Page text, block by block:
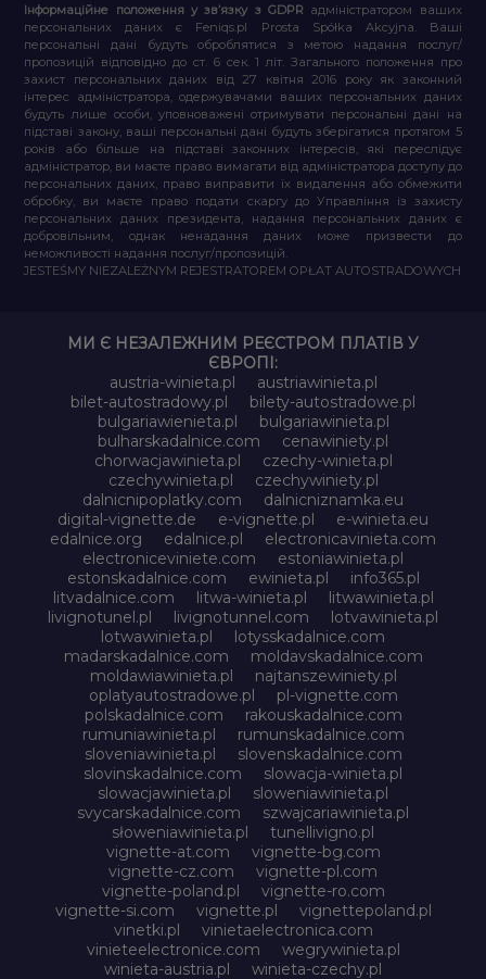
Інформаційне положення у зв’язку з GDPR адміністратором ваших
персональних даних є Feniqs.pl Prosta Spółka Akcyjna. Ваші
персональні дані будуть оброблятися з метою надання послуг/
пропозицій відповідно до ст. 6 сек. 1 літ. Загального положення про
захист персональних даних від 27 квітня 2016 року як законний
інтерес адміністратора, одержувачами ваших персональних даних
будуть лише особи, уповноважені отримувати персональні дані на
підставі закону, ваші персональні дані будуть зберігатися протягом 5
років або більше на підставі законних інтересів, які переслідує
адміністратор, ви маєте право вимагати від адміністратора доступу до
персональних даних, право виправити їх видалення або обмежити
обробку, ви маєте право подати скаргу до Управління із захисту
персональних даних президента, надання персональних даних є
добровільним, однак ненадання даних може призвести до
неможливості надання послуг/пропозицій.
JESTEŚMY NIEZALEŻNYM REJESTRATOREM OPŁAT AUTOSTRADOWYCH
МИ Є НЕЗАЛЕЖНИМ РЕЄСТРОМ ПЛАТІВ У
ЄВРОПІ:
austria-winieta.pl
austriawinieta.pl
bilet-autostradowy.pl
bilety-autostradowe.pl
bulgariawienieta.pl
bulgariawinieta.pl
bulharskadalnice.com
cenawiniety.pl
chorwacjawinieta.pl
czechy-winieta.pl
czechywinieta.pl
czechywiniety.pl
dalnicnipoplatky.com
dalnicniznamka.eu
digital-vignette.de
e-vignette.pl
e-winieta.eu
edalnice.org
edalnice.pl
electronicavinieta.com
electroniceviniete.com
estoniawinieta.pl
estonskadalnice.com
ewinieta.pl
info365.pl
litvadalnice.com
litwa-winieta.pl
litwawinieta.pl
livignotunel.pl
livignotunnel.com
lotvawinieta.pl
lotwawinieta.pl
lotysskadalnice.com
madarskadalnice.com
moldavskadalnice.com
moldawiawinieta.pl
najtanszewiniety.pl
oplatyautostradowe.pl
pl-vignette.com
polskadalnice.com
rakouskadalnice.com
rumuniawinieta.pl
rumunskadalnice.com
sloveniawinieta.pl
slovenskadalnice.com
slovinskadalnice.com
slowacja-winieta.pl
slowacjawinieta.pl
sloweniawinieta.pl
svycarskadalnice.com
szwajcariawinieta.pl
słoweniawinieta.pl
tunellivigno.pl
vignette-at.com
vignette-bg.com
vignette-cz.com
vignette-pl.com
vignette-poland.pl
vignette-ro.com
vignette-si.com
vignette.pl
vignettepoland.pl
vinetki.pl
vinietaelectronica.com
vinieteelectronice.com
wegrywinieta.pl
winieta-austria.pl
winieta-czechy.pl